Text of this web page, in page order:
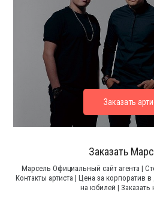
Заказать
Марсель Официальный сайт агента |
Контакты артиста | Цена за корпоратив
на юбилей | Заказать